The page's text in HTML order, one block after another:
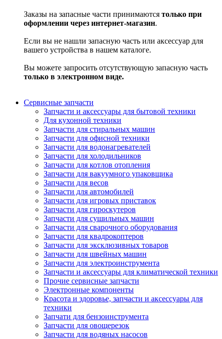
Заказы на запасные части принимаются только при
оформлении через интернет-магазин.
Если вы не нашли запасную часть или аксессуар для
вашего устройства в нашем каталоге.
Вы можете запросить отсутствующую запасную часть
только в электронном виде.
Сервисные запчасти
Запчасти и аксессуары для бытовой техники
Для кухонной техники
Запчасти для стиральных машин
Запчасти для офисной техники
Запчасти для водонагревателей
Запчасти для холодильников
Запчасти для котлов отопления
Запчасти для вакуумного упаковщика
Запчасти для весов
Запчасти для автомобилей
Запчасти для игровых приставок
Запчасти для гироскутеров
Запчасти для сушильных машин
Запчасти для сварочного оборудования
Запчасти для квадрокоптеров
Запчасти для эксклюзивных товаров
Запчасти для швейных машин
Запчасти для электроинструмента
Запчасти и аксессуары для климатической техники
Прочие сервисные запчасти
Электронные компоненты
Красота и здоровье, запчасти и аксессуары для
техники
Запчати для бензоинструмента
Запчасти для овощерезок
Запчасти для водяных насосов